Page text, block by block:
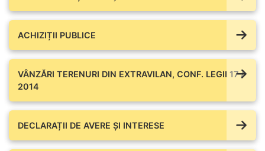
ACHIZIȚII PUBLICE
VÂNZĂRI TERENURI DIN EXTRAVILAN, CONF. LEGII 17 /
2014
DECLARAȚII DE AVERE ŞI INTERESE